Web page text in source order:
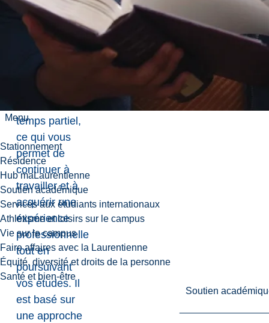
Menu
Stationnement
Résidence
Hub maLaurentienne
Soutien académique
Services aux étudiants internationaux
Athlétisme et loisirs sur le campus
Vie sur le campus
Faire affaires avec la Laurentienne
Équité, diversité et droits de la personne
Santé et bien-être
Soutien
province
canadienne.
Le programme
entièrement en
ligne et à
temps partiel,
ce qui vous
permet de
continuer à
travailler et à
acquérir une
expérience
professionnelle
tout en
poursuivant
vos études. Il
est basé sur
une approche